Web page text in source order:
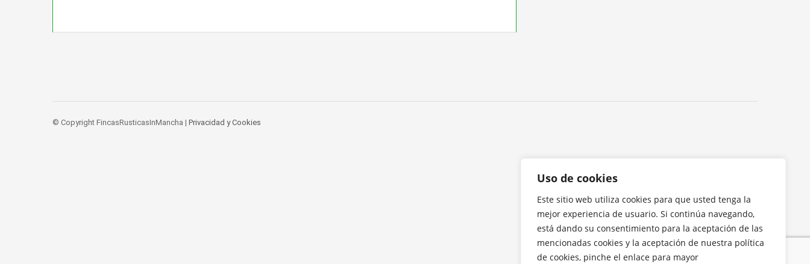
Uso de cookies
Este sitio web utiliza cookies para que usted tenga la
mejor experiencia de usuario. Si continúa navegando,
está dando su consentimiento para la aceptación de las
mencionadas cookies y la aceptación de nuestra política
de cookies, pinche el enlace para mayor
© Copyright FincasRusticasInMancha | Privacidad y Cookies